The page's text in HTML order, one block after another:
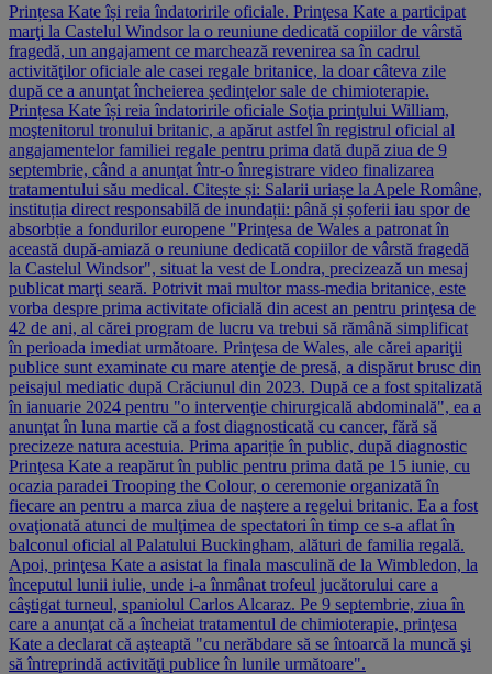
Prințesa Kate își reia îndatoririle oficiale. Prinţesa Kate a participat
marţi la Castelul Windsor la o reuniune dedicată copiilor de vârstă
fragedă, un angajament ce marchează revenirea sa în cadrul
activităţilor oficiale ale casei regale britanice, la doar câteva zile
după ce a anunţat încheierea şedinţelor sale de chimioterapie.
Prințesa Kate își reia îndatoririle oficiale Soţia prinţului William,
moştenitorul tronului britanic, a apărut astfel în registrul oficial al
angajamentelor familiei regale pentru prima dată după ziua de 9
septembrie, când a anunţat într-o înregistrare video finalizarea
tratamentului său medical. Citește și: Salarii uriașe la Apele Române,
instituția direct responsabilă de inundații: până și șoferii iau spor de
absorbție a fondurilor europene "Prinţesa de Wales a patronat în
această după-amiază o reuniune dedicată copiilor de vârstă fragedă
la Castelul Windsor", situat la vest de Londra, precizează un mesaj
publicat marţi seară. Potrivit mai multor mass-media britanice, este
vorba despre prima activitate oficială din acest an pentru prinţesa de
42 de ani, al cărei program de lucru va trebui să rămână simplificat
în perioada imediat următoare. Prinţesa de Wales, ale cărei apariţii
publice sunt examinate cu mare atenţie de presă, a dispărut brusc din
peisajul mediatic după Crăciunul din 2023. După ce a fost spitalizată
în ianuarie 2024 pentru "o intervenţie chirurgicală abdominală", ea a
anunţat în luna martie că a fost diagnosticată cu cancer, fără să
precizeze natura acestuia. Prima apariție în public, după diagnostic
Prinţesa Kate a reapărut în public pentru prima dată pe 15 iunie, cu
ocazia paradei Trooping the Colour, o ceremonie organizată în
fiecare an pentru a marca ziua de naştere a regelui britanic. Ea a fost
ovaţionată atunci de mulţimea de spectatori în timp ce s-a aflat în
balconul oficial al Palatului Buckingham, alături de familia regală.
Apoi, prinţesa Kate a asistat la finala masculină de la Wimbledon, la
începutul lunii iulie, unde i-a înmânat trofeul jucătorului care a
câştigat turneul, spaniolul Carlos Alcaraz. Pe 9 septembrie, ziua în
care a anunţat că a încheiat tratamentul de chimioterapie, prinţesa
Kate a declarat că aşteaptă "cu nerăbdare să se întoarcă la muncă şi
să întreprindă activităţi publice în lunile următoare".